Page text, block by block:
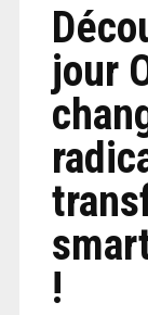
jour
!